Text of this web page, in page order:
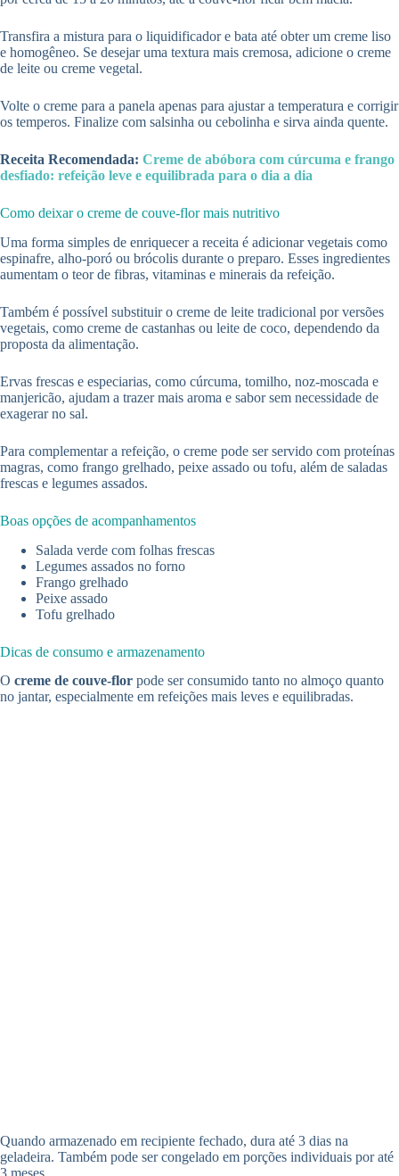
Transfira a mistura para o liquidificador e bata até obter um creme liso
e homogêneo. Se desejar uma textura mais cremosa, adicione o creme
de leite ou creme vegetal.
Volte o creme para a panela apenas para ajustar a temperatura e corrigir
os temperos. Finalize com salsinha ou cebolinha e sirva ainda quente.
Receita Recomendada: Creme de abóbora com cúrcuma e frango
desfiado: refeição leve e equilibrada para o dia a dia
Como deixar o creme de couve-flor mais nutritivo
Uma forma simples de enriquecer a receita é adicionar vegetais como
espinafre, alho-poró ou brócolis durante o preparo. Esses ingredientes
aumentam o teor de fibras, vitaminas e minerais da refeição.
Também é possível substituir o creme de leite tradicional por versões
vegetais, como creme de castanhas ou leite de coco, dependendo da
proposta da alimentação.
Ervas frescas e especiarias, como cúrcuma, tomilho, noz-moscada e
manjericão, ajudam a trazer mais aroma e sabor sem necessidade de
exagerar no sal.
Para complementar a refeição, o creme pode ser servido com proteínas
magras, como frango grelhado, peixe assado ou tofu, além de saladas
frescas e legumes assados.
Boas opções de acompanhamentos
Salada verde com folhas frescas
Legumes assados no forno
Frango grelhado
Peixe assado
Tofu grelhado
Dicas de consumo e armazenamento
O creme de couve-flor pode ser consumido tanto no almoço quanto
no jantar, especialmente em refeições mais leves e equilibradas.
Quando armazenado em recipiente fechado, dura até 3 dias na
geladeira. Também pode ser congelado em porções individuais por até